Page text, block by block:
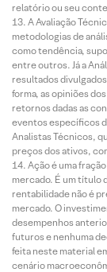
relatório ou seu
A Avaliação
metodologias de
como tendência,
entre outros. Já a
resultados
forma, as opiniões
retornos dadas as
eventos específicos
Analistas Técnicos,
preços dos ativos,
Ação é uma
mercado. É um título
rentabilidade não é
mercado. O
desempenhos
futuros e nenhuma
feita neste material
cenário